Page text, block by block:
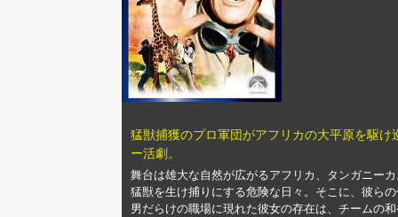
猛獣捕獲のプロ軍団がアフリカの大平原を駆
ー活劇。
舞台は雄大な自然が広がるアフリカ、タンガニー
猛獣を生け捕りにする危険な日々。そこに、彼ら
男だらけの職場に現れた彼女の存在は、チームの